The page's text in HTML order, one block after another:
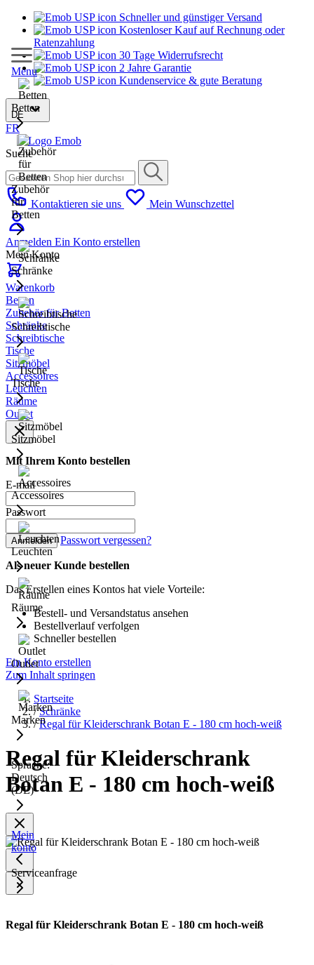
Schneller und günstiger Versand
Kostenloser Kauf auf Rechnung oder
Ratenzahlung
30 Tage Widerrufsrecht
2 Jahre Garantie
Kundenservice & gute Beratung
DE
FR
Suche
Kontaktieren sie uns Mein Wunschzettel
Anmelden Ein Konto erstellen
Mein Konto
Warenkorb
Menu
Betten
Zubehör
für
Betten
Schränke
Schreibtische
Tische
Sitzmöbel
Accessoires
Leuchten
Räume
Outlet
Marken
Sprache:
Deutsch
(DE)
Mein
konto
Serviceanfrage
Betten
Zubehör für Betten
Schränke
Schreibtische
Tische
Sitzmöbel
Accessoires
Leuchten
Räume
Outlet
Mit Ihrem Konto bestellen
E-mail
Passwort
Anmelden Passwort vergessen?
Als neuer Kunde bestellen
Das Erstellen eines Kontos hat viele Vorteile:
Bestell- und Versandstatus ansehen
Bestellverlauf verfolgen
Schneller bestellen
Ein Konto erstellen
Zum Inhalt springen
Startseite
/ Schränke
/ Regal für Kleiderschrank Botan E - 180 cm hoch-weiß
Regal für Kleiderschrank
Botan E - 180 cm hoch-weiß
Regal für Kleiderschrank Botan E - 180 cm hoch-weiß